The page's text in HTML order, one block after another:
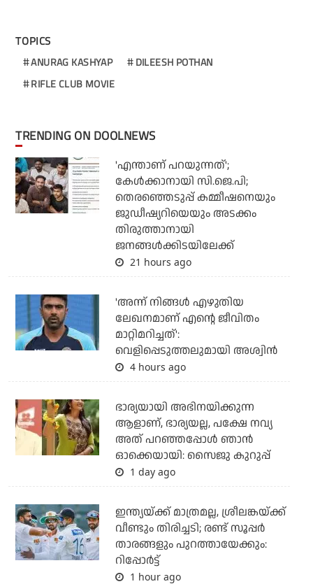
TOPICS
ANURAG KASHYAP
DILEESH POTHAN
RIFLE CLUB MOVIE
TRENDING ON DOOLNEWS
'എന്താണ് പറയുന്നത്';
കേള്‍ക്കാനായി സി.ജെ.പി;
തെരഞ്ഞെടുപ്പ് കമ്മീഷനെയും
ജുഡീഷ്യറിയെയും അടക്കം
തിരുത്താനായി
ജനങ്ങള്‍ക്കിടയിലേക്ക്
21 hours ago
'അന്ന് നിങ്ങള്‍ എഴുതിയ
ലേഖനമാണ് എന്റെ ജീവിതം
മാറ്റിമറിച്ചത്':
വെളിപ്പെടുത്തലുമായി അശ്വിന്‍
4 hours ago
ഭാര്യയായി അഭിനയിക്കുന്ന
ആളാണ്, ഭാര്യയല്ല, പക്ഷേ നവ്യ
അത് പറഞ്ഞപ്പോള്‍ ഞാന്‍
ഓക്കെയായി: സൈജു കുറുപ്പ്
1 day ago
ഇന്ത്യയ്ക്ക് മാത്രമല്ല, ശ്രീലങ്കയ്ക്ക്
വീണ്ടും തിരിച്ചടി; രണ്ട് സൂപ്പര്‍
താരങ്ങളും പുറത്തായേക്കും:
റിപ്പോര്‍ട്ട്
1 hour ago